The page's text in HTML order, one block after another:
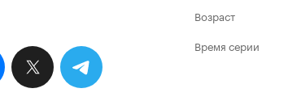
Возраст
Время серии